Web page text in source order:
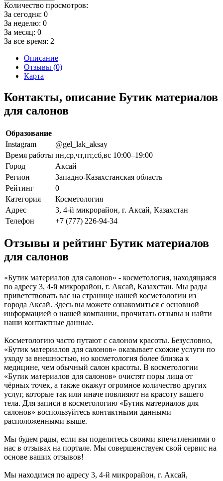
Количество просмотров:
За сегодня: 0
За неделю: 0
За месяц: 0
За все время: 2
Описание
Отзывы (0)
Карта
Контакты, описание Бутик материалов
для салонов
Образование
Instagram
@gel_lak_aksay
Время работы пн,ср,чт,пт,сб,вс 10:00–19:00
Город
Аксай
Регион
Западно-Казахстанская область
Рейтинг
0
Категория
Косметология
Адрес
3, 4-й микрорайон, г. Аксай, Казахстан
Телефон
+7 (777) 226-94-34
Отзывы и рейтинг Бутик материалов
для салонов
«Бутик материалов для салонов» - косметология, находящаяся
по адресу 3, 4-й микрорайон, г. Аксай, Казахстан. Мы рады
приветствовать вас на странице нашей косметологии из
города Аксай. Здесь вы можете ознакомиться с основной
информацией о нашей компании, прочитать отзывы и найти
наши контактные данные.
Косметологию часто путают с салоном красоты. Безусловно,
«Бутик материалов для салонов» оказывает схожие услуги по
уходу за внешностью, но косметология более близка к
медицине, чем обычный салон красоты. В косметологии
«Бутик материалов для салонов» очистят поры лица от
чёрных точек, а также окажут огромное количество других
услуг, которые так или иначе повлияют на красоту вашего
тела. Для записи в косметологию «Бутик материалов для
салонов» воспользуйтесь контактными данными
расположенными выше.
Мы будем рады, если вы поделитесь своими впечатлениями о
нас в отзывах на портале. Мы совершенствуем свой сервис на
основе ваших отзывов!
Мы находимся по адресу 3, 4-й микрорайон, г. Аксай,